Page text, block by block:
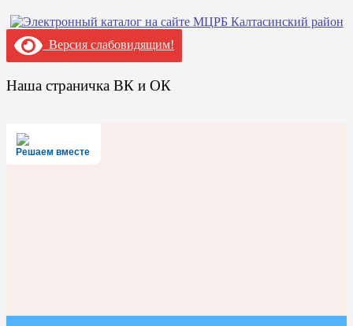
Версия слабовидящим!
Наша страничка ВК и ОК
Решаем вместе